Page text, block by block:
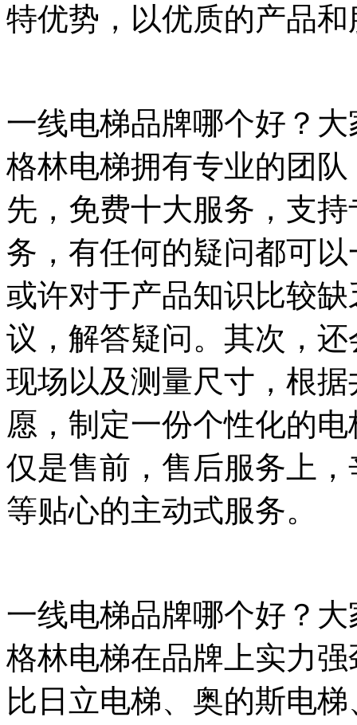
特优势，以优质的产品
一线电梯品牌哪个好？
格林电梯拥有专业的团
先，免费十大服务，支
务，有任何的疑问都可
或许对于产品知识比较
议，解答疑问。其次，
现场以及测量尺寸，根
愿，制定一份个性化的
仅是售前，售后服务上
等贴心的主动式服务。
一线电梯品牌哪个好？
格林电梯在品牌上实力
比日立电梯、奥的斯电